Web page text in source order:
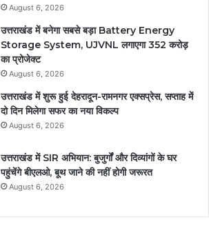
August 6, 2026
उत्तराखंड में बनेगा सबसे बड़ा Battery Energy
Storage System, UJVNL लगाएगा 352 करोड़
का प्रोजेक्ट
August 6, 2026
उत्तराखंड में शुरू हुई देहरादून-रामनगर एक्सप्रेस, सप्ताह में
दो दिन मिलेगा सफर का नया विकल्प
August 6, 2026
उत्तराखंड में SIR अभियान: बुजुर्गों और दिव्यांगों के घर
पहुंचेंगे बीएलओ, बूथ जाने की नहीं होगी जरूरत
August 6, 2026